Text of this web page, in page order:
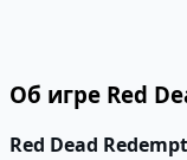
Об игре Red
Red Dead